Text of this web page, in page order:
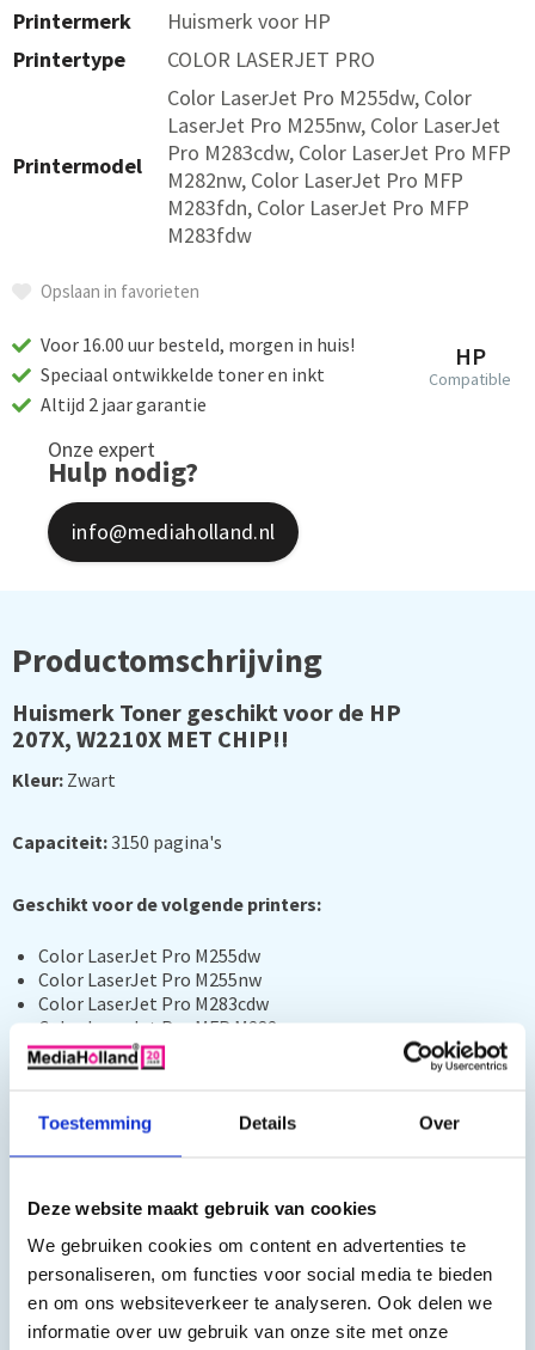
Toestemming Details Over
Deze website maakt gebruik van cookies
We gebruiken cookies om content en advertenties te
personaliseren, om functies voor social media te bieden
en om ons websiteverkeer te analyseren. Ook delen we
informatie over uw gebruik van onze site met onze
Printermerk
Huismerk voor HP
Printertype
COLOR LASERJET PRO
Printermodel
Color LaserJet Pro M255dw, Color
LaserJet Pro M255nw, Color LaserJet
Pro M283cdw, Color LaserJet Pro MFP
M282nw, Color LaserJet Pro MFP
M283fdn, Color LaserJet Pro MFP
M283fdw
Opslaan in favorieten
HP
Compatible
Voor 16.00 uur besteld, morgen in huis!
Speciaal ontwikkelde toner en inkt
Altijd 2 jaar garantie
Onze expert
Hulp nodig?
info@mediaholland.nl
Productomschrijving
Huismerk Toner geschikt voor de HP
207X, W2210X MET CHIP!!
Kleur: Zwart
Capaciteit:3150 pagina's
Geschikt voor de volgende printers:
Color LaserJet Pro M255dw
Color LaserJet Pro M255nw
Color LaserJet Pro M283cdw
Color LaserJet Pro MFP M282nw
Color LaserJet Pro MFP M283fdn
Color LaserJet Pro MFP M283fdw
Op zoek naar hoogwaardige toners voor uw HP printer? Zoek
niet verder dan de 207X MediaHolland® Huismerk Toners set
HP W2210X, en biedt een uitstekende afdrukkwaliteit en
betrouwbaarheid.
De 207X MediaHolland® Huismerk Toners zijn ontworpen om
naadloos samen te werken met uw HP printer en zijn